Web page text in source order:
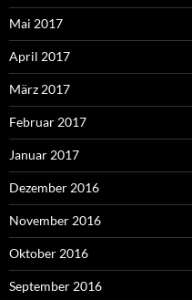
Mai 2017
April 2017
März 2017
Februar 2017
Januar 2017
Dezember 2016
November 2016
Oktober 2016
September 2016